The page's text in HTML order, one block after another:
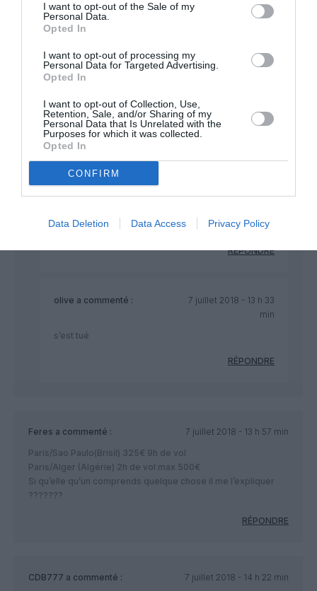
I want to opt-out of the Sale of my
Personal Data.
Opted In
I want to opt-out of processing my
Personal Data for Targeted Advertising.
Opted In
I want to opt-out of Collection, Use,
Retention, Sale, and/or Sharing of my
Personal Data that Is Unrelated with the
Purposes for which it was collected.
Opted In
CONFIRM
Data Deletion Data Access Privacy Policy
Euclidea commenté :
7 juillet 2018 - 12 h 21 min
Enfin ! une destination sérieuse.
RÉPONDRE
Mais...a commenté :
7 juillet 2018 - 13 h 31
Une destination sérieuse ? J’ai pas saisi le sens du
c’est pas ce que je pense…
RÉPONDRE
olive a commenté :
7 juillet 2018 - 13 h 33
min
s’est tué
RÉPONDRE
Feres a commenté :
7 juillet 2018 - 13 h 57 min
Paris/Sao Paulo(Brisil) 325€ 9h de vol
Paris/Alger (Algérie) 2h de vol max 500€
Si qu’elle qu’un comprends quelque chose il me l’expliquer
???????
RÉPONDRE
CDB777 a commenté : 7 juillet 2018 - 14 h 22 min